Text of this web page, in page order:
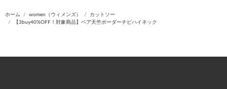
ホーム women（ウィメンズ）
カットソー
【3buy40%OFF！対象商品】ベア天竺ボーダーチビハイネック